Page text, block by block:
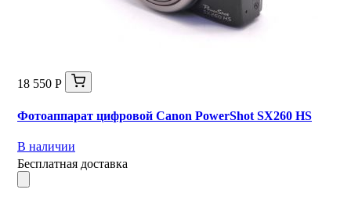
18 550 Р
Фотоаппарат цифровой Canon PowerShot SX260 HS
В наличии
Бесплатная доставка